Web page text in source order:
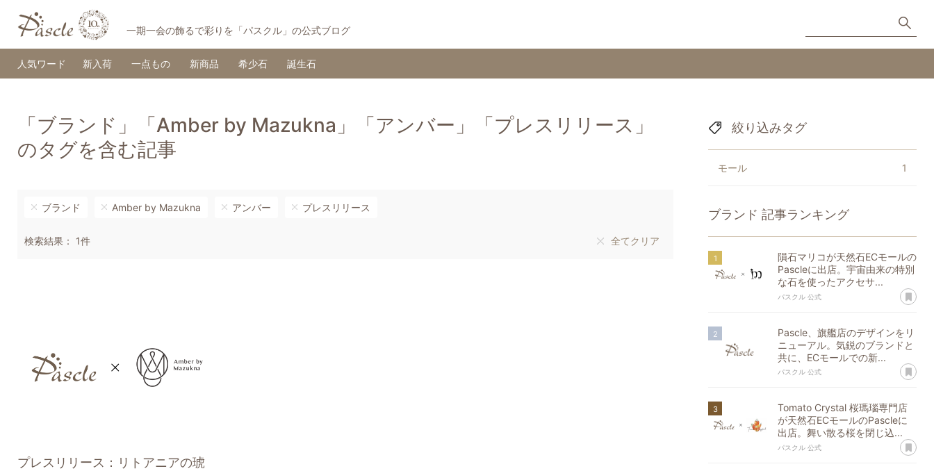
一期一会の飾るで彩りを「パスクル」の公式ブログ
人気ワード 新入荷 一点もの 新商品 希少石 誕生石
「ブランド」「Amber by Mazukna」「アンバー」「プレスリリース」
のタグを含む記事
ブランド Amber by Mazukna アンバー プレスリリース
検索結果： 1件 全てクリア
プレスリリース：リトアニアの琥
絞り込みタグ
モール 1
ブランド 記事ランキング
隕石マリコが天然石ECモールの
Pascleに出店。宇宙由来の特別
な石を使ったアクセサ...
パスクル 公式 あ
Pascle、旗艦店のデザインをリ
ニューアル。気鋭のブランドと
共に、ECモールでの新...
パスクル 公式 あ
Tomato Crystal 桜瑪瑙専門店
が天然石ECモールのPascleに
出店。舞い散る桜を閉じ込...
パスクル 公式 あ